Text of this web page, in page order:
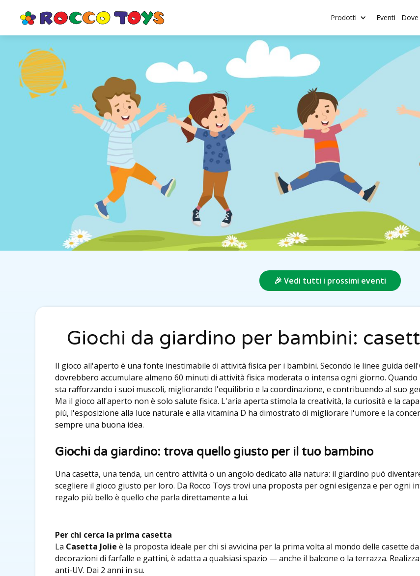
Prodotti Eventi
🎉 Vedi tutti i prossimi eventi
Giochi da giardino per bambini:
Il gioco all'aperto è una fonte inestimabile di attività fisica per i bambini. Secondo le linee guida
dovrebbero accumulare almeno 60 minuti di attività fisica moderata o intensa ogni giorno.
sta rafforzando i suoi muscoli, migliorando l'equilibrio e la coordinazione, e contribuendo al suo
Ma il gioco all'aperto non è solo salute fisica. L'aria aperta stimola la creatività, la curiosità e la
più, l'esposizione alla luce naturale e alla vitamina D ha dimostrato di migliorare l'umore e la
sempre una buona idea.
Giochi da giardino: trova quello giusto per il tuo bambino
Una casetta, una tenda, un centro attività o un angolo dedicato alla natura: il giardino può
scegliere il gioco giusto per loro. Da Rocco Toys trovi una proposta per ogni esigenza e per ogni
regalo più bello è quello che parla direttamente a lui.
Per chi cerca la prima casetta
La Casetta Jolie è la proposta ideale per chi si avvicina per la prima volta al mondo delle casette
decorazioni di farfalle e gattini, è adatta a qualsiasi spazio — anche il balcone o la terrazza.
anti-UV. Dai 2 anni in su.